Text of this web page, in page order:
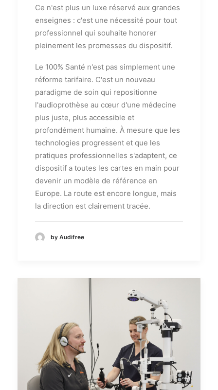
Ce n'est plus un luxe réservé aux grandes
enseignes : c'est une nécessité pour tout
professionnel qui souhaite honorer
pleinement les promesses du dispositif.
Le 100% Santé n'est pas simplement une
réforme tarifaire. C'est un nouveau
paradigme de soin qui repositionne
l'audioprothèse au cœur d'une médecine
plus juste, plus accessible et
profondément humaine. À mesure que les
technologies progressent et que les
pratiques professionnelles s'adaptent, ce
dispositif a toutes les cartes en main pour
devenir un modèle de référence en
Europe. La route est encore longue, mais
la direction est clairement tracée.
by Audifree